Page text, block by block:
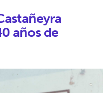
años de